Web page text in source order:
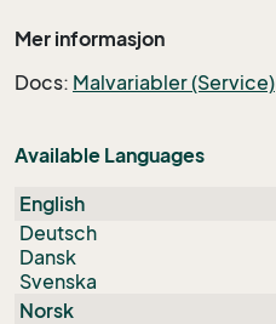
Mer informasjon
Docs: Malvariabler (Service)
Available Languages
English
Deutsch
Dansk
Svenska
Norsk